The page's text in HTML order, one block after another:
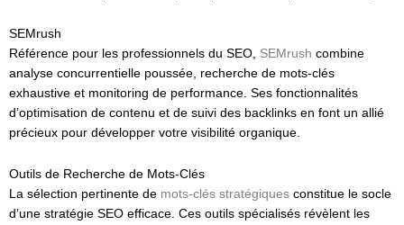
SEMrush
Référence pour les professionnels du SEO, SEMrush combine
analyse concurrentielle poussée, recherche de mots-clés
exhaustive et monitoring de performance. Ses fonctionnalités
d’optimisation de contenu et de suivi des backlinks en font un allié
précieux pour développer votre visibilité organique.
Outils de Recherche de Mots-Clés
La sélection pertinente de mots-clés stratégiques constitue le socle
d’une stratégie SEO efficace. Ces outils spécialisés révèlent les